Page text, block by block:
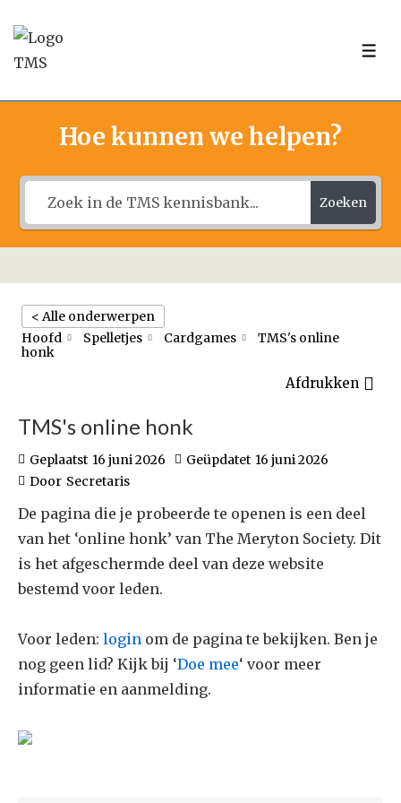
Doorgaan
naar
Hoe kunnen we helpen?
Zoeken
< Alle onderwerpen
Hoofd
Spelletjes Cardgames
TMS's online
honk
Afdrukken
TMS's online honk
Geplaatst 16 juni 2026 Geüpdatet 16 juni 2026
Door Secretaris
De pagina die je probeerde te openen is een deel
van het ‘online honk’ van The Meryton Society. Dit
is het afgeschermde deel van deze website
bestemd voor leden.
Voor leden: login om de pagina te bekijken. Ben je
nog geen lid? Kijk bij ‘Doe mee‘ voor meer
informatie en aanmelding.